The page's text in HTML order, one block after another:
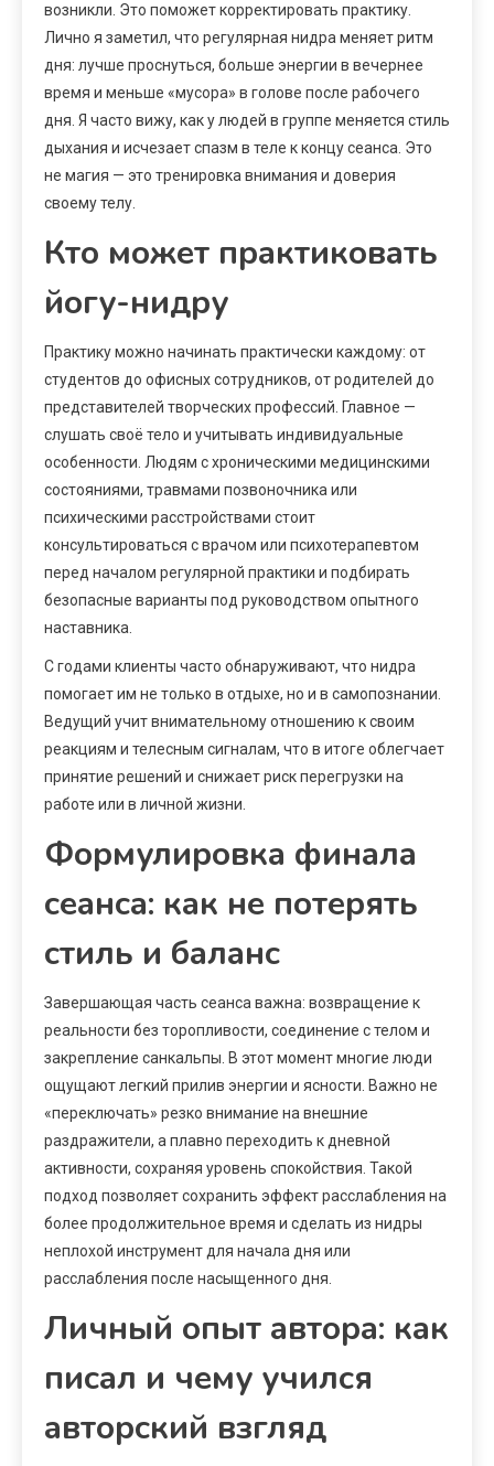
возникли. Это поможет корректировать практику.
Лично я заметил, что регулярная нидра меняет ритм
дня: лучше проснуться, больше энергии в вечернее
время и меньше «мусора» в голове после рабочего
дня. Я часто вижу, как у людей в группе меняется стиль
дыхания и исчезает спазм в теле к концу сеанса. Это
не магия — это тренировка внимания и доверия
своему телу.
Кто может практиковать
йогу-нидру
Практику можно начинать практически каждому: от
студентов до офисных сотрудников, от родителей до
представителей творческих профессий. Главное —
слушать своё тело и учитывать индивидуальные
особенности. Людям с хроническими медицинскими
состояниями, травмами позвоночника или
психическими расстройствами стоит
консультироваться с врачом или психотерапевтом
перед началом регулярной практики и подбирать
безопасные варианты под руководством опытного
наставника.
С годами клиенты часто обнаруживают, что нидра
помогает им не только в отдыхе, но и в самопознании.
Ведущий учит внимательному отношению к своим
реакциям и телесным сигналам, что в итоге облегчает
принятие решений и снижает риск перегрузки на
работе или в личной жизни.
Формулировка финала
сеанса: как не потерять
стиль и баланс
Завершающая часть сеанса важна: возвращение к
реальности без торопливости, соединение с телом и
закрепление санкальпы. В этот момент многие люди
ощущают легкий прилив энергии и ясности. Важно не
«переключать» резко внимание на внешние
раздражители, а плавно переходить к дневной
активности, сохраняя уровень спокойствия. Такой
подход позволяет сохранить эффект расслабления на
более продолжительное время и сделать из нидры
неплохой инструмент для начала дня или
расслабления после насыщенного дня.
Личный опыт автора: как
писал и чему учился
авторский взгляд